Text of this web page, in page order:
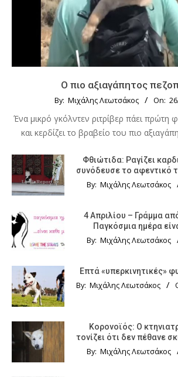
Ο πιο αξιαγάπητος
By: Μιχάλης Λεωτσάκος On:
Ένα μικρό γκόλντεν ριτρίβερ πάει πρώτη
και κερδίζει το βραβείο του πιο
Φθιώτιδα: Ραγίζει
συνόδευσε το αφεντικό
By: Μιχάλης Λεωτσάκος
4 Απριλίου – Γράμμα
Παγκόσμια ημέρα
By: Μιχάλης Λεωτσάκος
Επτά «υπερκινητικές»
By: Μιχάλης Λεωτσάκος
Κορονοϊός: Ο
τονίζει ότι δεν πέθανε
By: Μιχάλης Λεωτσάκος